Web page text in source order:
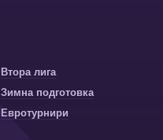
Втора лига
Зимна подготовка
Евротурнири